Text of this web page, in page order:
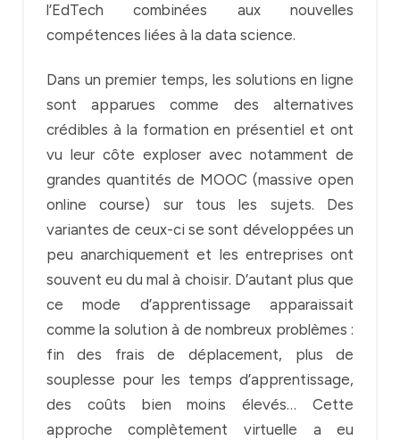
l’EdTech combinées aux nouvelles
compétences liées à la data science.
Dans un premier temps, les solutions en ligne
sont apparues comme des alternatives
crédibles à la formation en présentiel et ont
vu leur côte exploser avec notamment de
grandes quantités de MOOC (massive open
online course) sur tous les sujets. Des
variantes de ceux-ci se sont développées un
peu anarchiquement et les entreprises ont
souvent eu du mal à choisir. D’autant plus que
ce mode d’apprentissage apparaissait
comme la solution à de nombreux problèmes :
fin des frais de déplacement, plus de
souplesse pour les temps d’apprentissage,
des coûts bien moins élevés… Cette
approche complètement virtuelle a eu